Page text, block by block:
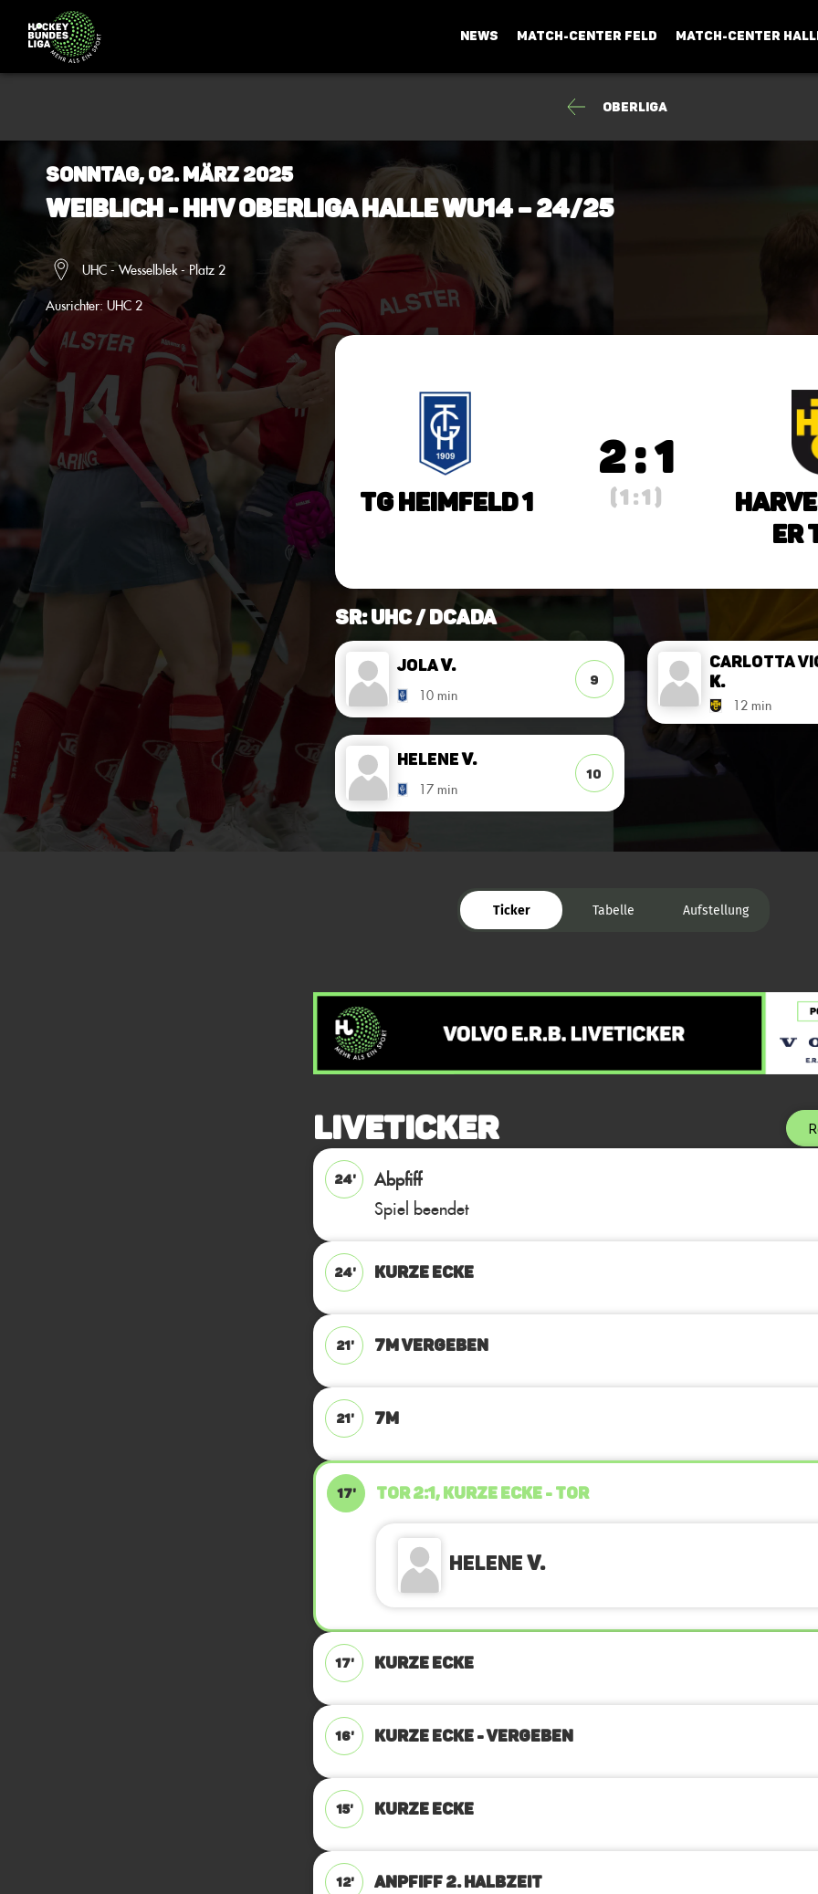
NEWS MATCH-CENTER FELD MATCH-CENTER
Oberliga
Sonntag, 02. März 2025
Weiblich - HHV Oberliga Halle wU14 – 24/25
UHC - Wesselblek - Platz 2
Ausrichter: UHC 2
TG Heimfeld 1
2 : 1
( 1 : 1 )
er
SR: UHC / DCadA
Jolav.
10 min
9
Carlotta
K.
12 min
Helenev.
17 min
10
Ticker Tabelle Aufstellung
Liveticker
24'
Abpfiff
Spiel beendet
24' KURZE ECKE
21' 7M VERGEBEN
21' 7M
17' TOR 2:1, KURZE ECKE - TOR
Helenev.
17' KURZE ECKE
16' KURZE ECKE - VERGEBEN
15' KURZE ECKE
12' ANPFIFF 2. Halbzeit